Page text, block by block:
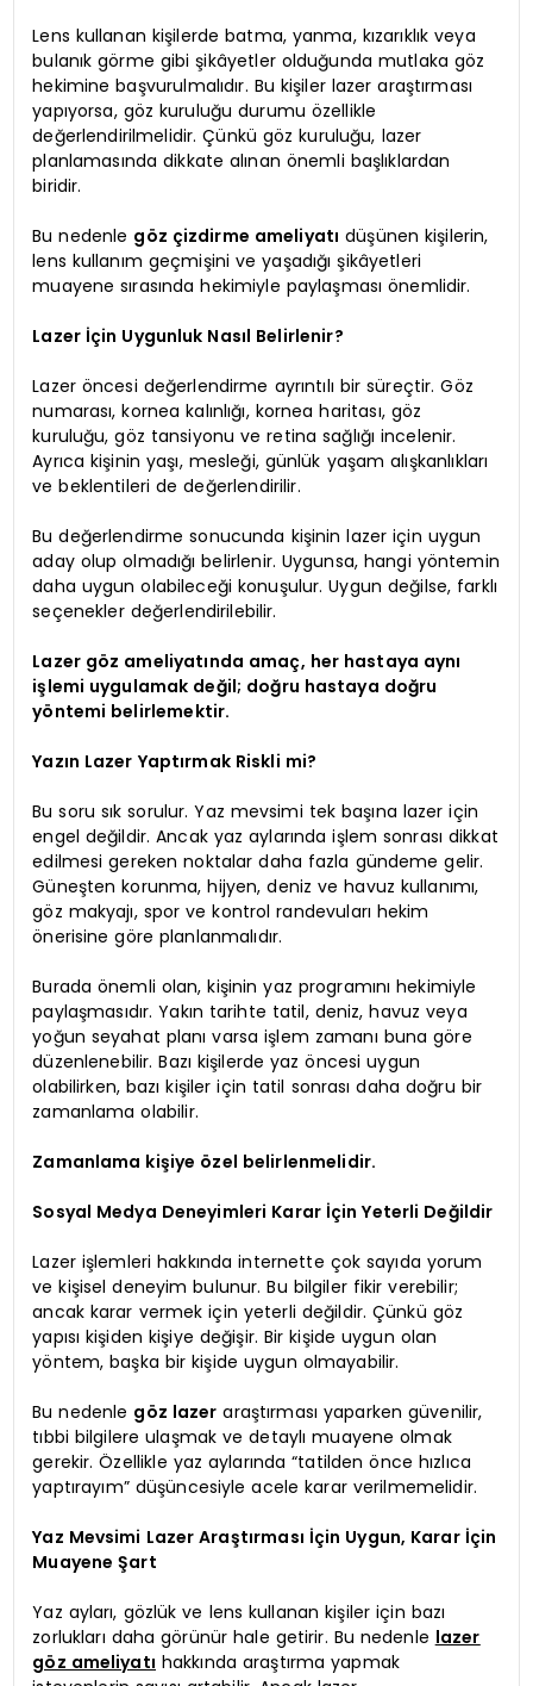
Lens kullanan kişilerde batma, yanma, kızarıklık veya
bulanık görme gibi şikâyetler olduğunda mutlaka göz
hekimine başvurulmalıdır. Bu kişiler lazer araştırması
yapıyorsa, göz kuruluğu durumu özellikle
değerlendirilmelidir. Çünkü göz kuruluğu, lazer
planlamasında dikkate alınan önemli başlıklardan
biridir.
Bu nedenle göz çizdirme ameliyatı düşünen kişilerin,
lens kullanım geçmişini ve yaşadığı şikâyetleri
muayene sırasında hekimiyle paylaşması önemlidir.
Lazer İçin Uygunluk Nasıl Belirlenir?
Lazer öncesi değerlendirme ayrıntılı bir süreçtir. Göz
numarası, kornea kalınlığı, kornea haritası, göz
kuruluğu, göz tansiyonu ve retina sağlığı incelenir.
Ayrıca kişinin yaşı, mesleği, günlük yaşam alışkanlıkları
ve beklentileri de değerlendirilir.
Bu değerlendirme sonucunda kişinin lazer için uygun
aday olup olmadığı belirlenir. Uygunsa, hangi yöntemin
daha uygun olabileceği konuşulur. Uygun değilse, farklı
seçenekler değerlendirilebilir.
Lazer göz ameliyatında amaç, her hastaya aynı
işlemi uygulamak değil; doğru hastaya doğru
yöntemi belirlemektir.
Yazın Lazer Yaptırmak Riskli mi?
Bu soru sık sorulur. Yaz mevsimi tek başına lazer için
engel değildir. Ancak yaz aylarında işlem sonrası dikkat
edilmesi gereken noktalar daha fazla gündeme gelir.
Güneşten korunma, hijyen, deniz ve havuz kullanımı,
göz makyajı, spor ve kontrol randevuları hekim
önerisine göre planlanmalıdır.
Burada önemli olan, kişinin yaz programını hekimiyle
paylaşmasıdır. Yakın tarihte tatil, deniz, havuz veya
yoğun seyahat planı varsa işlem zamanı buna göre
düzenlenebilir. Bazı kişilerde yaz öncesi uygun
olabilirken, bazı kişiler için tatil sonrası daha doğru bir
zamanlama olabilir.
Zamanlama kişiye özel belirlenmelidir.
Sosyal Medya Deneyimleri Karar İçin Yeterli Değildir
Lazer işlemleri hakkında internette çok sayıda yorum
ve kişisel deneyim bulunur. Bu bilgiler fikir verebilir;
ancak karar vermek için yeterli değildir. Çünkü göz
yapısı kişiden kişiye değişir. Bir kişide uygun olan
yöntem, başka bir kişide uygun olmayabilir.
Bu nedenle göz lazer araştırması yaparken güvenilir,
tıbbi bilgilere ulaşmak ve detaylı muayene olmak
gerekir. Özellikle yaz aylarında “tatilden önce hızlıca
yaptırayım” düşüncesiyle acele karar verilmemelidir.
Yaz Mevsimi Lazer Araştırması İçin Uygun, Karar İçin
Muayene Şart
Yaz ayları, gözlük ve lens kullanan kişiler için bazı
zorlukları daha görünür hale getirir. Bu nedenle lazer
göz ameliyatı hakkında araştırma yapmak